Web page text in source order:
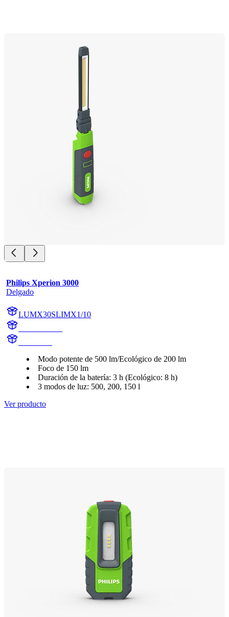
Philips Xperion 3000
Delgado
LUMX30SLIMX1/10
Modo potente de 500 lm/Ecológico de 200 lm
Foco de 150 lm
Duración de la batería: 3 h (Ecológico: 8 h)
3 modos de luz: 500, 200, 150 l
Ver producto